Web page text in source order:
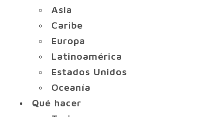
Asia
Caribe
Europa
Latinoamérica
Estados Unidos
Oceanía
Qué hacer